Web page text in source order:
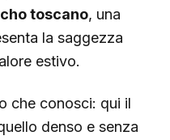
toscano, una
la saggezza
estivo.
che conosci: qui il
denso e senza